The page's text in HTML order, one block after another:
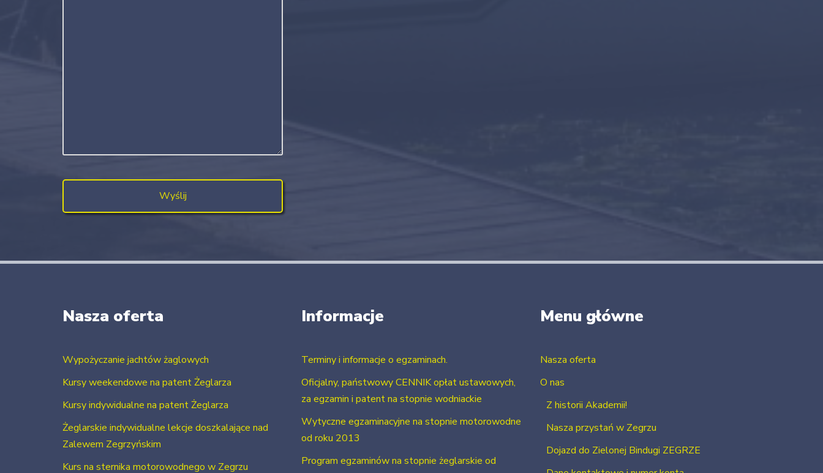
Nasza oferta
Wypożyczanie jachtów żaglowych
Kursy weekendowe na patent Żeglarza
Kursy indywidualne na patent Żeglarza
Żeglarskie indywidualne lekcje doszkalające nad
Zalewem Zegrzyńskim
Kurs na sternika motorowodnego w Zegrzu
Informacje
Terminy i informacje o egzaminach.
Oficjalny, państwowy CENNIK opłat ustawowych,
za egzamin i patent na stopnie wodniackie
Wytyczne egzaminacyjne na stopnie motorowodne
od roku 2013
Program egzaminów na stopnie żeglarskie od
Menu główne
Nasza oferta
O nas
Z historii Akademii!
Nasza przystań w Zegrzu
Dojazd do Zielonej Bindugi ZEGRZE